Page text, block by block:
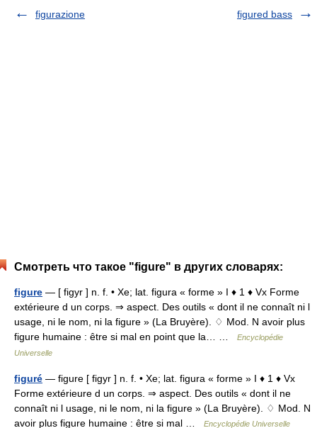
figurazione
figured bass
Смотреть что такое "figure" в других словарях:
figure — [ figyr ] n. f. • Xe; lat. figura « forme » I ♦ 1 ♦ Vx Forme
extérieure d un corps. ⇒ aspect. Des outils « dont il ne connaît ni l
usage, ni le nom, ni la figure » (La Bruyère). ♢ Mod. N avoir plus
figure humaine : être si mal en point que la… …
Encyclopédie
Universelle
figuré — figure [ figyr ] n. f. • Xe; lat. figura « forme » I ♦ 1 ♦ Vx
Forme extérieure d un corps. ⇒ aspect. Des outils « dont il ne
connaît ni l usage, ni le nom, ni la figure » (La Bruyère). ♢ Mod. N
avoir plus figure humaine : être si mal …
Encyclopédie Universelle